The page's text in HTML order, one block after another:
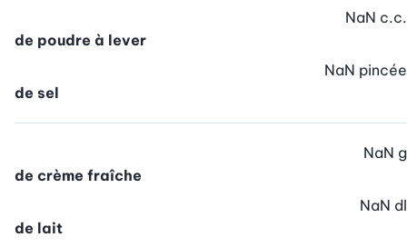
de poudre à lever
NaN c.c.
de sel
NaN pincée
de crème fraîche
NaN g
de lait
NaN dl